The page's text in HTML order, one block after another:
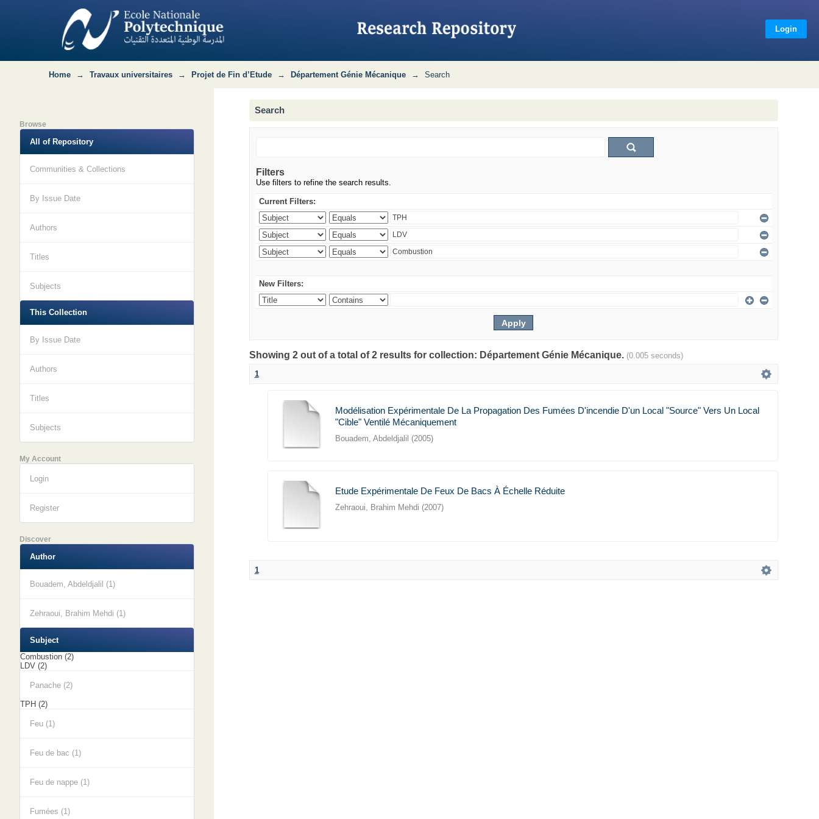
Login
Home → Travaux universitaires → Projet de Fin d’Etude → Département Génie Mécanique → Search
Search
Filters
Use filters to refine the search results.
Current Filters:
New Filters:
Showing 2 out of a total of 2 results for collection: Département Génie Mécanique. (0.005 seconds)
1
Modélisation Expérimentale De La Propagation Des Fumées D'incendie D'un Local "source" Vers Un Local
"cible" Ventilé Mécaniquement
Bouadem, Abdeldjalil (2005)
Etude Expérimentale De Feux De Bacs À Échelle Réduite
Zehraoui, Brahim Mehdi (2007)
1
Browse
All of Repository
Communities & Collections
By Issue Date
Authors
Titles
Subjects
This Collection
By Issue Date
Authors
Titles
Subjects
My Account
Login
Register
Discover
Author
Bouadem, Abdeldjalil (1)
Zehraoui, Brahim Mehdi (1)
Subject
Combustion (2)
LDV (2)
Panache (2)
TPH (2)
Feu (1)
Feu de bac (1)
Feu de nappe (1)
Fumées (1)